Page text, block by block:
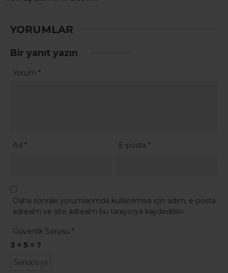
YORUMLAR
Bir yanıt yazın
Yorum *
Ad * E-posta*
Daha sonraki yorumlarımda kullanılması için adım, e-posta
adresim ve site adresim bu tarayıcıya kaydedilsin.
Güvenlik Sorusu *
3 + 5 = ?